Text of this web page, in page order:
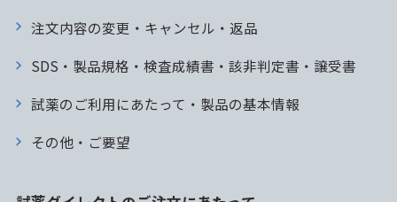
注文内容の変更・キャンセル・返品
SDS・製品規格・検査成績書・該非判定書・譲受書
試薬のご利用にあたって・製品の基本情報
その他・ご要望